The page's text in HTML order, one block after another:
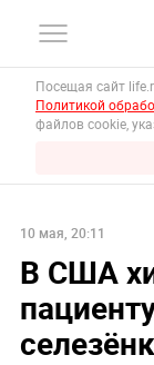
Посещая сайт
Политикой
файлов cookie,
10 мая, 20:11
В США